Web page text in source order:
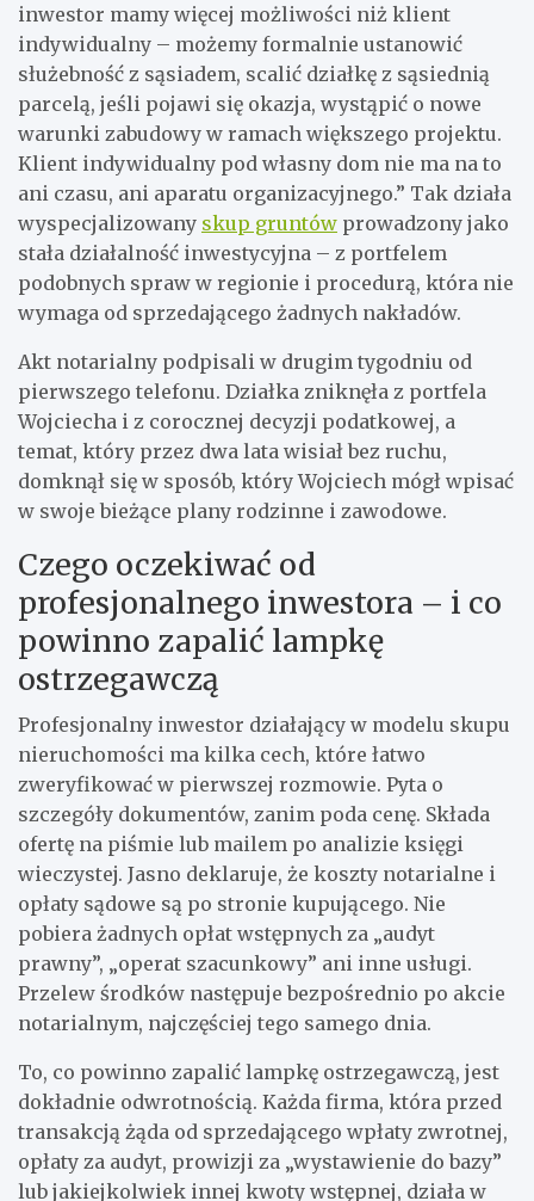
inwestor mamy więcej możliwości niż klient
indywidualny – możemy formalnie ustanowić
służebność z sąsiadem, scalić działkę z sąsiednią
parcelą, jeśli pojawi się okazja, wystąpić o nowe
warunki zabudowy w ramach większego projektu.
Klient indywidualny pod własny dom nie ma na to
ani czasu, ani aparatu organizacyjnego.” Tak działa
wyspecjalizowany skup gruntów prowadzony jako
stała działalność inwestycyjna – z portfelem
podobnych spraw w regionie i procedurą, która nie
wymaga od sprzedającego żadnych nakładów.
Akt notarialny podpisali w drugim tygodniu od
pierwszego telefonu. Działka zniknęła z portfela
Wojciecha i z corocznej decyzji podatkowej, a
temat, który przez dwa lata wisiał bez ruchu,
domknął się w sposób, który Wojciech mógł wpisać
w swoje bieżące plany rodzinne i zawodowe.
Czego oczekiwać od
profesjonalnego inwestora – i co
powinno zapalić lampkę
ostrzegawczą
Profesjonalny inwestor działający w modelu skupu
nieruchomości ma kilka cech, które łatwo
zweryfikować w pierwszej rozmowie. Pyta o
szczegóły dokumentów, zanim poda cenę. Składa
ofertę na piśmie lub mailem po analizie księgi
wieczystej. Jasno deklaruje, że koszty notarialne i
opłaty sądowe są po stronie kupującego. Nie
pobiera żadnych opłat wstępnych za „audyt
prawny”, „operat szacunkowy” ani inne usługi.
Przelew środków następuje bezpośrednio po akcie
notarialnym, najczęściej tego samego dnia.
To, co powinno zapalić lampkę ostrzegawczą, jest
dokładnie odwrotnością. Każda firma, która przed
transakcją żąda od sprzedającego wpłaty zwrotnej,
opłaty za audyt, prowizji za „wystawienie do bazy”
lub jakiejkolwiek innej kwoty wstępnej, działa w